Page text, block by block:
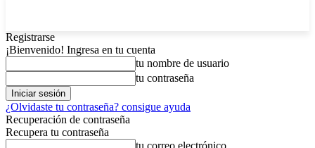
Registrarse
¡Bienvenido! Ingresa en tu cuenta
tu nombre de usuario
tu contraseña
¿Olvidaste tu contraseña? consigue ayuda
Recuperación de contraseña
Recupera tu contraseña
tu correo electrónico